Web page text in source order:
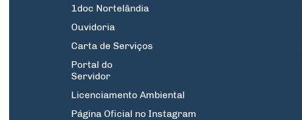
1doc Nortelândia
Ouvidoria
Carta de Serviços
Portal do
Servidor
Licenciamento Ambiental
Página Oficial no Instagram